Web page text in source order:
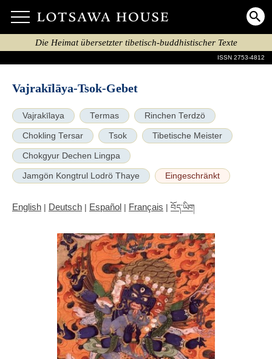
Die Heimat übersetzter tibetisch-buddhistischer Texte
ISSN 2753-4812
Vajrakīlāya-Tsok-Gebet
Vajrakīlaya Termas Rinchen Terdzö
Chokling Tersar Tsok Tibetische Meister
Chokgyur Dechen Lingpa
Jamgön Kongtrul Lodrö Thaye Eingeschränkt
English | Deutsch | Español | Français | བོད་ཡིག